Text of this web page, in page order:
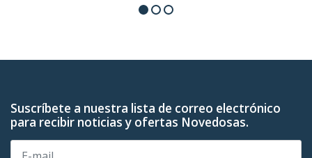
Suscríbete a nuestra lista de correo electrónico
para recibir noticias y ofertas Novedosas.